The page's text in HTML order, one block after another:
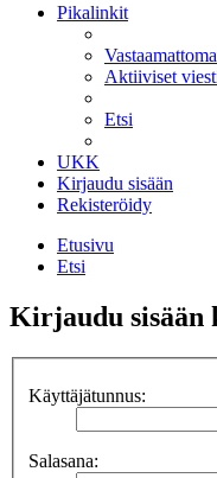
Pikalinkit
Aktiiviset
Etsi
UKK
Kirjaudu sisään
Rekisteröidy
Etusivu
Etsi
Kirjaudu sisään
Käyttäjätunnus:
Salasana: